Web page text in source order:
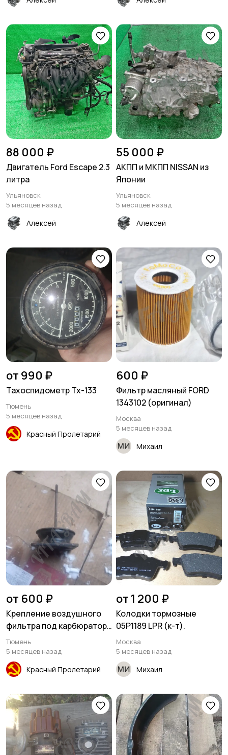
88 000 ₽
Двигатель Ford Escape 2.3
литра
Ульяновск
5 месяцев назад
Алексей
55 000 ₽
АКПП и МКПП NISSAN из
Японии
Ульяновск
5 месяцев назад
Алексей
от 990 ₽
Тахоспидометр Тх-133
Тюмень
5 месяцев назад
Красный Пролетарий
600 ₽
Фильтр масляный FORD
1343102 (оригинал)
Москва
5 месяцев назад
Михаил
от 600 ₽
Крепление воздушного
фильтра под карбюратор
К-22
Тюмень
5 месяцев назад
Красный Пролетарий
от 1 200 ₽
Колодки тормозные
05P1189 LPR (к-т).
Москва
5 месяцев назад
Михаил